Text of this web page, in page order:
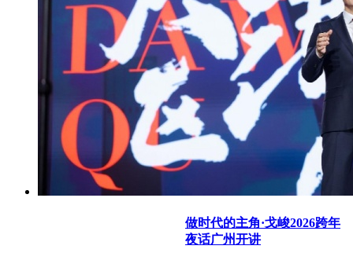
做时代的主角·戈峻2026跨年
夜话广州开讲